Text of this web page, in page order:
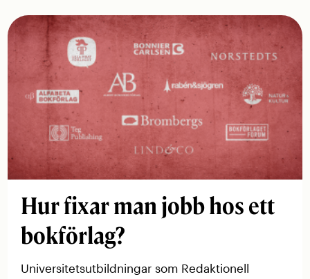
Hur fixar man jobb hos ett
bokförlag?
Universitetsutbildningar som Redaktionell